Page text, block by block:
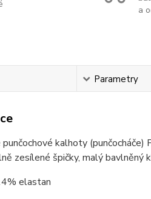
a
Parametry
kalhoty
zesílené špičky, malý
elastan